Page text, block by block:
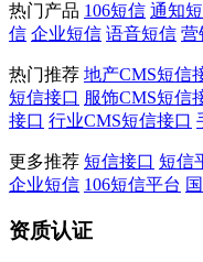
热门产品 106短信 通知
信 企业短信 语音短信 营
热门推荐 地产CMS短信
短信接口 服饰CMS短信
接口 行业CMS短信接口
更多推荐 短信接口 短信
企业短信 106短信平台
资质认证